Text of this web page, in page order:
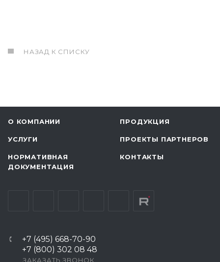
НАЗАД К СПИСКУ
О КОМПАНИИ ПРОДУКЦИЯ
УСЛУГИ ПРОЕКТЫ ПАРТНЕРОВ
НОРМАТИВНАЯ
ДОКУМЕНТАЦИЯ
КОНТАКТЫ
+7 (495) 668-70-90
+7 (800) 302 08 48
ЗАКАЗАТЬ ЗВОНОК